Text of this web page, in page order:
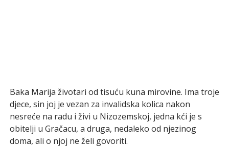
Baka Marija životari od tisuću kuna mirovine. Ima troje
djece, sin joj je vezan za invalidska kolica nakon
nesreće na radu i živi u Nizozemskoj, jedna kći je s
obitelji u Gračacu, a druga, nedaleko od njezinog
doma, ali o njoj ne želi govoriti.